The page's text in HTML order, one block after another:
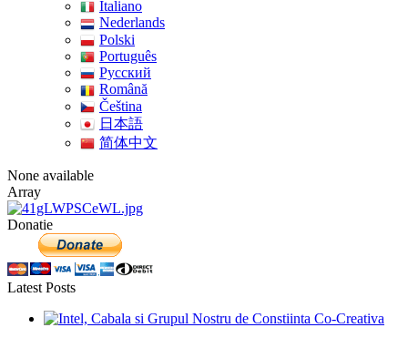
Italiano
Nederlands
Polski
Português
Pусский
Română
Čeština
日本語
简体中文
None available
Array
Donatie
Latest Posts